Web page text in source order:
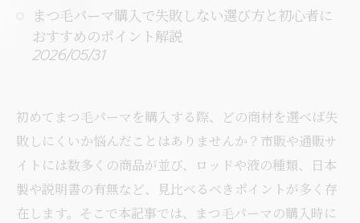
まつ毛パーマ購入で失敗しない選び方と初心者に
おすすめのポイント解説
2026/05/31
初めてまつ毛パーマを購入する際、どの商材を選べば失
敗しにくいか悩んだことはありませんか？市販や通販サ
イトには数多くの商品が並び、ロッドや液の種類、日本
製や説明書の有無など、見比べるべきポイントが多く存
在します。そこで本記事では、まつ毛パーマの購入時に